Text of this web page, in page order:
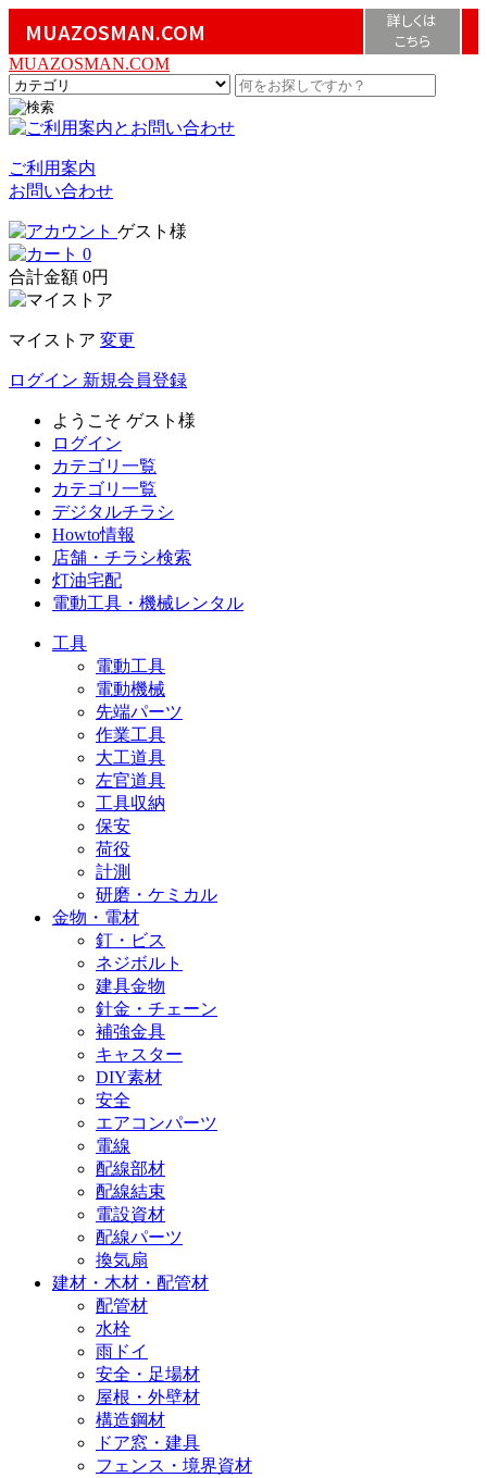
MUAZOSMAN.COM
詳しくは
こちら
MUAZOSMAN.COM
ご利用案内
お問い合わせ
ゲスト様
0
合計金額 0円
マイストア 変更
ログイン 新規会員登録
ようこそ ゲスト様
ログイン
カテゴリ一覧
カテゴリ一覧
デジタルチラシ
Howto情報
店舗・チラシ検索
灯油宅配
電動工具・機械レンタル
工具
電動工具
電動機械
先端パーツ
作業工具
大工道具
左官道具
工具収納
保安
荷役
計測
研磨・ケミカル
金物・電材
釘・ビス
ネジボルト
建具金物
針金・チェーン
補強金具
キャスター
DIY素材
安全
エアコンパーツ
電線
配線部材
配線結束
電設資材
配線パーツ
換気扇
建材・木材・配管材
配管材
水栓
雨ドイ
安全・足場材
屋根・外壁材
構造鋼材
ドア窓・建具
フェンス・境界資材